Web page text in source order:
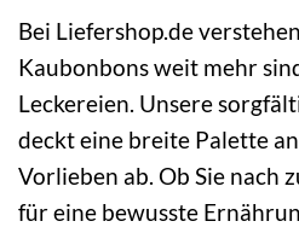
Bei Liefershop.de
Kaubonbons weit mehr
Leckereien. Unsere
deckt eine breite Palette
Vorlieben ab. Ob Sie nach
für eine bewusste